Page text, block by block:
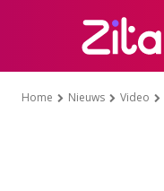
Home Nieuws Video